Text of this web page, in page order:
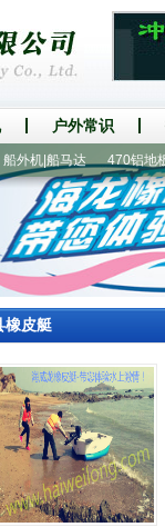
户外常识
机|船马达 470铝地板冲
橡皮艇